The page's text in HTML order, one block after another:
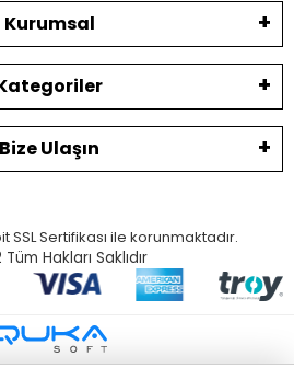
Kurumsal
Bize Ulaşın
SSL Sertifikası ile korunmaktadır.
Tüm Hakları Saklıdır